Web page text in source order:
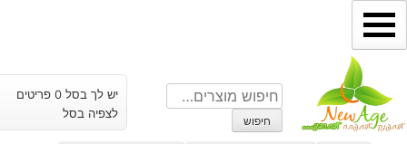
דילוג
לתוכן
חיפוש
עבור:
חיפוש
יש לך בסל 0 פריטים
לצפיה בסל